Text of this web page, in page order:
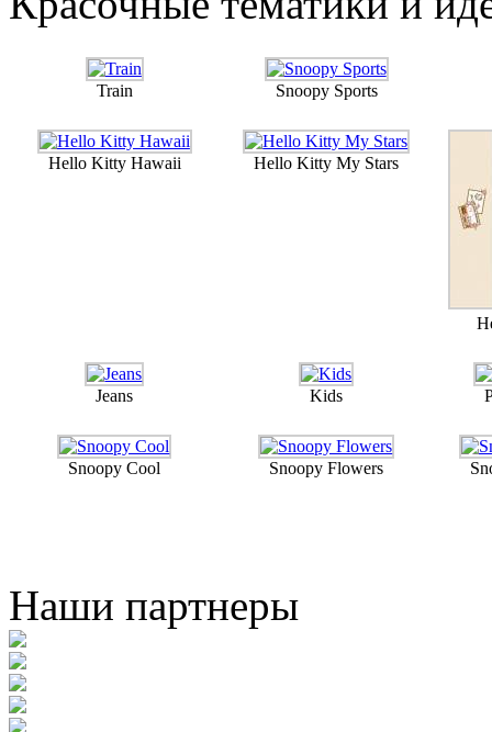
Train Snoopy Sports
Hello Kitty Hawaii Hello Kitty My Stars
Jeans Kids
Snoopy Cool Snoopy Flowers
Наши партнеры